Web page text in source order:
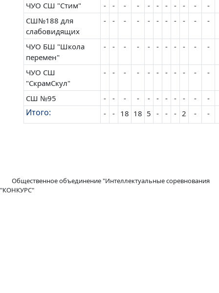
ЧУО СШ "Стим"
- - - - - - - - - -
-
СШ№188 для
слабовидящих
- - - - - - - - - - -
ЧУО БШ "Школа
перемен"
- - - - - - - - - - -
ЧУО СШ
"СкрамСкул"
- - - - - - - - - - -
СШ №95 - - - - - - - - - - -
Итого: - - 18 18 5 - - - 2 - -
Общественное объединение "Интеллектуальные соревнования
"КОНКУРС"